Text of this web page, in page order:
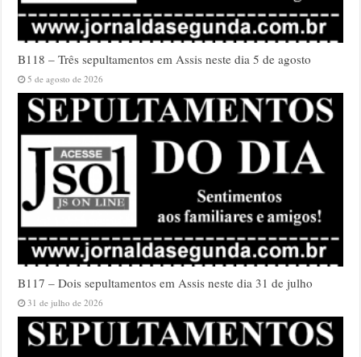
B118 – Três sepultamentos em Assis neste dia 5 de agosto
5 de agosto de 2026
B117 – Dois sepultamentos em Assis neste dia 31 de julho
31 de julho de 2026